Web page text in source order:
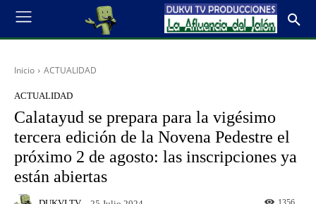
Inicio ACTUALIDAD
ACTUALIDAD
Calatayud se prepara para la vigésimo
tercera edición de la Novena Pedestre el
próximo 2 de agosto: las inscripciones ya
están abiertas